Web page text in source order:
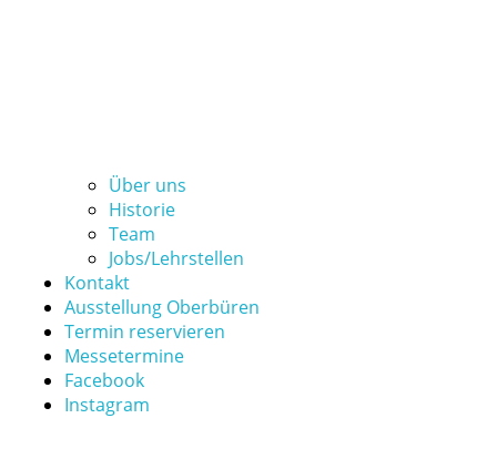
Über uns
Historie
Team
Jobs/Lehrstellen
Kontakt
Ausstellung Oberbüren
Termin reservieren
Messetermine
Facebook
Instagram